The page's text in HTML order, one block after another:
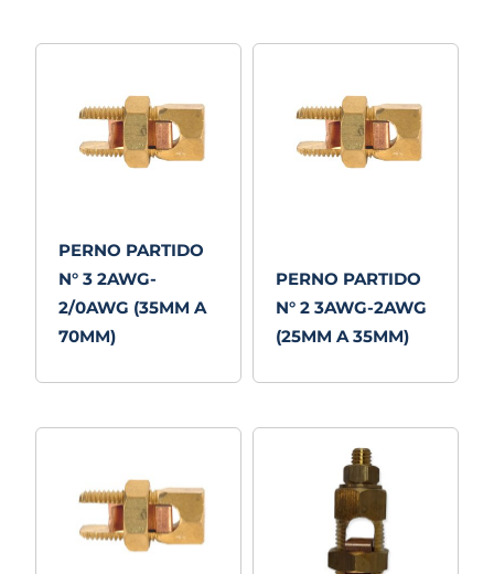
PERNO PARTIDO
N° 3 2AWG-
2/0AWG (35MM A
70MM)
PERNO PARTIDO
N° 2 3AWG-2AWG
(25MM A 35MM)